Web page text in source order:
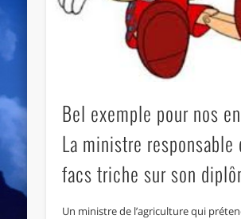
Bel exemple pour nos
La ministre responsable
facs triche sur son
Un ministre de l’agriculture qui